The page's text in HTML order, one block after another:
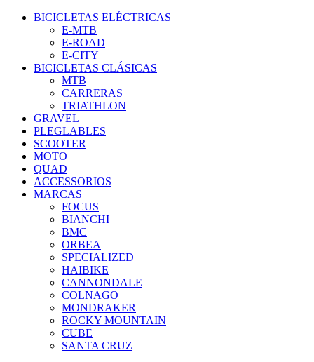
BICICLETAS ELÉCTRICAS
E-MTB
E-ROAD
E-CITY
BICICLETAS CLÁSICAS
MTB
CARRERAS
TRIATHLON
GRAVEL
PLEGLABLES
SCOOTER
MOTO
QUAD
ACCESSORIOS
MARCAS
FOCUS
BIANCHI
BMC
ORBEA
SPECIALIZED
HAIBIKE
CANNONDALE
COLNAGO
MONDRAKER
ROCKY MOUNTAIN
CUBE
SANTA CRUZ